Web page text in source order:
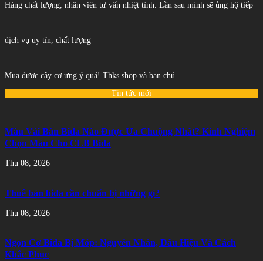
Hàng chất lượng, nhân viên tư vấn nhiệt tình. Lần sau mình sẽ ủng hộ tiếp
dịch vụ uy tín, chất lượng
Mua được cây cơ ưng ý quá! Thks shop và bạn chủ.
Tin tức mới
Màu Vải Bàn Bida Nào Được Ưa Chuộng Nhất? Kinh Nghiệm
Chọn Màu Cho CLB Bida
Thu 08, 2026
Thuê bàn bida cần chuẩn bị những gì?
Thu 08, 2026
Ngọn Cơ Bida Bị Móp: Nguyên Nhân, Dấu Hiệu Và Cách
Khắc Phục